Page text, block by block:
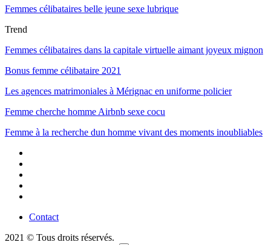
Femmes célibataires belle jeune sexe lubrique
Trend
Femmes célibataires dans la capitale virtuelle aimant joyeux mignon
Bonus femme célibataire 2021
Les agences matrimoniales à Mérignac en uniforme policier
Femme cherche homme Airbnb sexe cocu
Femme à la recherche dun homme vivant des moments inoubliables
Contact
2021 © Tous droits réservés.